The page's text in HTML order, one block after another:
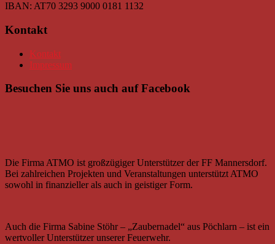
IBAN: AT70 3293 9000 0181 1132
Kontakt
Kontakt
Impressum
Besuchen Sie uns auch auf Facebook
Die Firma ATMO ist großzügiger Unterstützer der FF Mannersdorf.
Bei zahlreichen Projekten und Veranstaltungen unterstützt ATMO
sowohl in finanzieller als auch in geistiger Form.
Auch die Firma Sabine Stöhr – „Zaubernadel“ aus Pöchlarn – ist ein
wertvoller Unterstützer unserer Feuerwehr.